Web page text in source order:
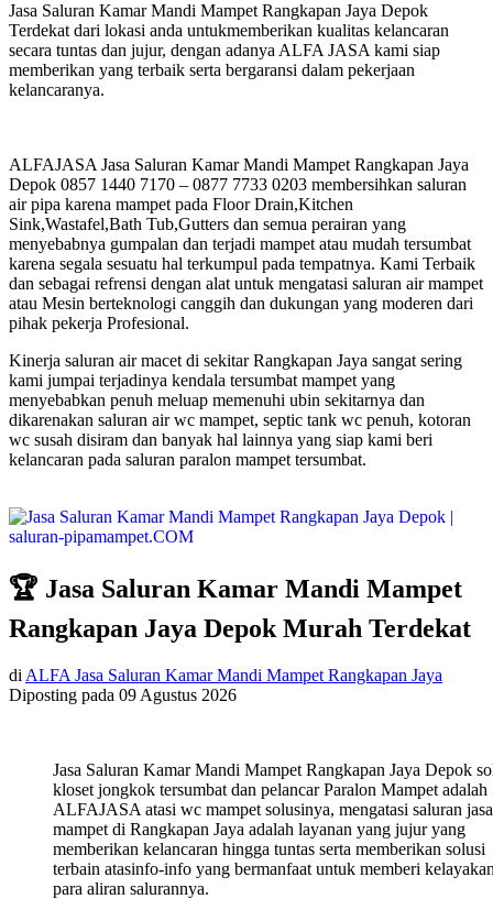
Jasa Saluran Kamar Mandi Mampet Rangkapan Jaya Depok
Terdekat dari lokasi anda untukmemberikan kualitas kelancaran
secara tuntas dan jujur, dengan adanya ALFA JASA kami siap
memberikan yang terbaik serta bergaransi dalam pekerjaan
kelancaranya.
ALFAJASA Jasa Saluran Kamar Mandi Mampet Rangkapan Jaya
Depok 0857 1440 7170 – 0877 7733 0203 membersihkan saluran
air pipa karena mampet pada Floor Drain,Kitchen
Sink,Wastafel,Bath Tub,Gutters dan semua perairan yang
menyebabnya gumpalan dan terjadi mampet atau mudah tersumbat
karena segala sesuatu hal terkumpul pada tempatnya. Kami Terbaik
dan sebagai refrensi dengan alat untuk mengatasi saluran air mampet
atau Mesin berteknologi canggih dan dukungan yang moderen dari
pihak pekerja Profesional.
Kinerja saluran air macet di sekitar Rangkapan Jaya sangat sering
kami jumpai terjadinya kendala tersumbat mampet yang
menyebabkan penuh meluap memenuhi ubin sekitarnya dan
dikarenakan saluran air wc mampet, septic tank wc penuh, kotoran
wc susah disiram dan banyak hal lainnya yang siap kami beri
kelancaran pada saluran paralon mampet tersumbat.
🏆 Jasa Saluran Kamar Mandi Mampet
Rangkapan Jaya Depok Murah Terdekat
di ALFA Jasa Saluran Kamar Mandi Mampet Rangkapan Jaya
Diposting pada 09 Agustus 2026
Jasa Saluran Kamar Mandi Mampet Rangkapan Jaya Depok
kloset jongkok tersumbat dan pelancar Paralon Mampet adalah
ALFAJASA atasi wc mampet solusinya, mengatasi saluran jasa
mampet di Rangkapan Jaya adalah layanan yang jujur yang
memberikan kelancaran hingga tuntas serta memberikan solusi
terbain atasinfo-info yang bermanfaat untuk memberi
para aliran salurannya.